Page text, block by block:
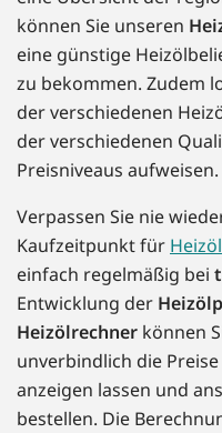
können Sie unseren
eine günstige
zu bekommen. Zudem
der verschiedenen
der verschiedenen
Preisniveaus aufweisen.
Verpassen Sie nie
Kaufzeitpunkt für Heizöl
einfach regelmäßig bei
Entwicklung der
Heizölrechner können
unverbindlich die
anzeigen lassen und
bestellen. Die